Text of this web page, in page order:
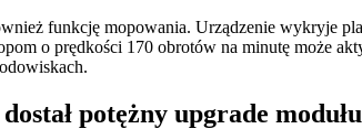
funkcję mopowania. Urządzenie wykryje
o prędkości 170 obrotów na minutę może
potężny upgrade